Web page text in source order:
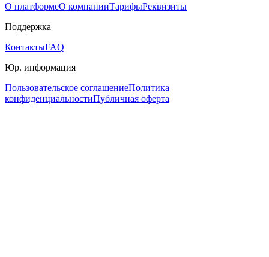
О платформеО компанииТарифыРеквизиты
Поддержка
КонтактыFAQ
Юр. информация
Пользовательское соглашениеПолитика
конфиденциальностиПубличная оферта